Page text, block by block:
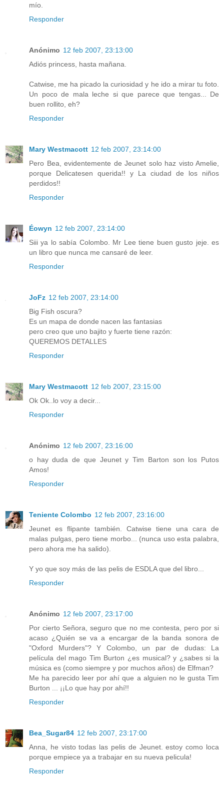
mío.
Responder
Anónimo 12 feb 2007, 23:13:00
Adiós princess, hasta mañana.
Catwise, me ha picado la curiosidad y he ido a mirar tu foto.
Un poco de mala leche si que parece que tengas... De
buen rollito, eh?
Responder
Mary Westmacott 12 feb 2007, 23:14:00
Pero Bea, evidentemente de Jeunet solo haz visto Amelie,
porque Delicatesen querida!! y La ciudad de los niños
perdidos!!
Responder
Éowyn 12 feb 2007, 23:14:00
Siii ya lo sabía Colombo. Mr Lee tiene buen gusto jeje. es
un libro que nunca me cansaré de leer.
Responder
JoFz 12 feb 2007, 23:14:00
Big Fish oscura?
Es un mapa de donde nacen las fantasias
pero creo que uno bajito y fuerte tiene razón:
QUEREMOS DETALLES
Responder
Mary Westmacott 12 feb 2007, 23:15:00
Ok Ok..lo voy a decir...
Responder
Anónimo 12 feb 2007, 23:16:00
o hay duda de que Jeunet y Tim Barton son los Putos
Amos!
Responder
Teniente Colombo 12 feb 2007, 23:16:00
Jeunet es flipante también. Catwise tiene una cara de
malas pulgas, pero tiene morbo... (nunca uso esta palabra,
pero ahora me ha salido).
Y yo que soy más de las pelis de ESDLA que del libro...
Responder
Anónimo 12 feb 2007, 23:17:00
Por cierto Señora, seguro que no me contesta, pero por si
acaso ¿Quién se va a encargar de la banda sonora de
"Oxford Murders"? Y Colombo, un par de dudas: La
película del mago Tim Burton ¿es musical? y ¿sabes si la
música es (como siempre y por muchos años) de Elfman?
Me ha parecido leer por ahí que a alguien no le gusta Tim
Burton ... ¡¡Lo que hay por ahí!!
Responder
Bea_Sugar84 12 feb 2007, 23:17:00
Anna, he visto todas las pelis de Jeunet. estoy como loca
porque empiece ya a trabajar en su nueva pelicula!
Responder